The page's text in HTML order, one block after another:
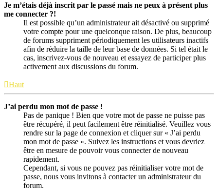
Je m’étais déjà inscrit par le passé mais ne peux à présent plus
me connecter ?!
Il est possible qu’un administrateur ait désactivé ou supprimé
votre compte pour une quelconque raison. De plus, beaucoup
de forums suppriment périodiquement les utilisateurs inactifs
afin de réduire la taille de leur base de données. Si tel était le
cas, inscrivez-vous de nouveau et essayez de participer plus
activement aux discussions du forum.
Haut
J’ai perdu mon mot de passe !
Pas de panique ! Bien que votre mot de passe ne puisse pas
être récupéré, il peut facilement être réinitialisé. Veuillez vous
rendre sur la page de connexion et cliquer sur « J’ai perdu
mon mot de passe ». Suivez les instructions et vous devriez
être en mesure de pouvoir vous connecter de nouveau
rapidement.
Cependant, si vous ne pouvez pas réinitialiser votre mot de
passe, nous vous invitons à contacter un administrateur du
forum.